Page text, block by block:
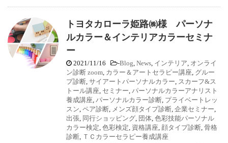
トヨタカローラ姫路㈱様 パーソナ
ルカラー＆インテリアカラーセミナ
ー
2021/11/16 -Blog, News, インテリア, オンライ
ン診断 zoom, カラー＆アートセラピー講座, グルー
プ診断, サイアートパーソナルカラー, スカーフ&ス
トール講座, セミナー, パーソナルカラーアナリスト
養成講座, パーソナルカラー診断, プライベートレッ
スン, ペア診断, メンズ顔タイプ診断, 企業セミナー,
出張, 同行ショッピング, 団体, 色彩技能パーソナル
カラー検定, 色彩検定, 資格講座, 顔タイプ診断, 骨格
診断, ＴＣカラーセラピー養成講座